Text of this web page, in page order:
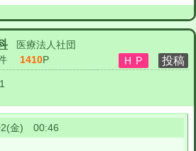
医療法人社団
1410P
金) 00:46